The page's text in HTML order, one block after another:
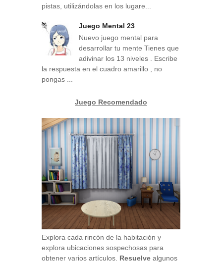
pistas, utilizándolas en los lugare...
Juego Mental 23
Nuevo juego mental para
desarrollar tu mente Tienes que
adivinar los 13 niveles . Escribe
la respuesta en el cuadro amarillo , no
pongas ...
Juego Recomendado
Explora cada rincón de la habitación y
explora ubicaciones sospechosas para
obtener varios artículos. Resuelve algunos